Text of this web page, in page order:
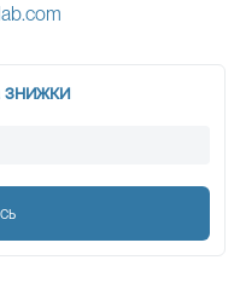
знижки